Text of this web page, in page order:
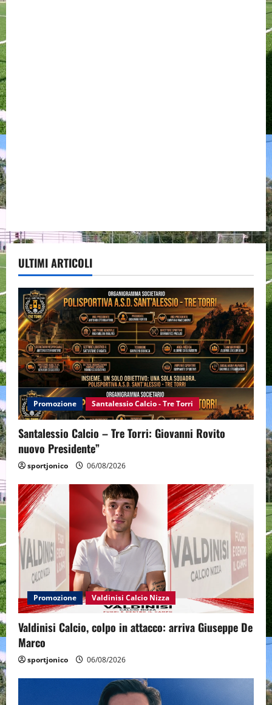
ULTIMI ARTICOLI
Promozione Santalessio Calcio - Tre Torri
Santalessio Calcio – Tre Torri: Giovanni Rovito
nuovo Presidente”
sportjonico 06/08/2026
Promozione Valdinisi Calcio Nizza
Valdinisi Calcio, colpo in attacco: arriva Giuseppe De
Marco
sportjonico 06/08/2026